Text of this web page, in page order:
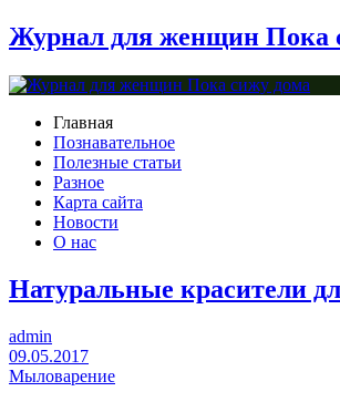
Журнал для женщин Пока
Главная
Познавательное
Полезные статьи
Разное
Карта сайта
Новости
О нас
Натуральные красители
admin
09.05.2017
Мыловарение